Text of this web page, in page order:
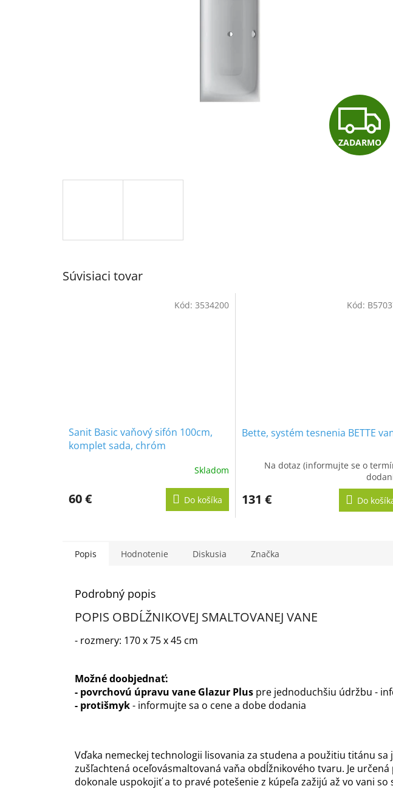
Z
A
ZADARMO
Súvisiaci tovar
Sanit Basic vaňový sifón 100cm,
komplet sada, chróm
Skladom
60 € Do košíka
Kód: 3534200
Bette, systém tesnenia BETTE
Na dotaz (informujte se o
131 € Do
Kód:
Popis Hodnotenie Diskusia Značka
Podrobný popis
POPIS OBDĹŽNIKOVEJ SMALTOVANEJ VANE
- rozmery: 170 x 75 x 45 cm
Možné doobjednať:
- povrchovú úpravu vane Glazur Plus pre jednoduchšiu údržbu -
- protišmyk- informujte sa o cene a dobe dodania
Vďaka nemeckej technologii lisovania za studena a použitiu titánu
zušľachtená oceľovásmaltovaná vaňa obdĺžnikového tvaru. Je
dokonale uspokojiť a to pravé potešenie z kúpeľa zažijú až vo vani